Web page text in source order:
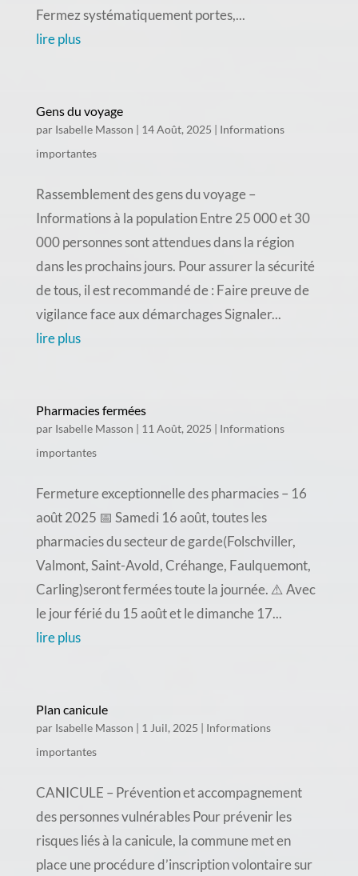
Fermez systématiquement portes,...
lire plus
Gens du voyage
par Isabelle Masson | 14 Août, 2025 | Informations
importantes
Rassemblement des gens du voyage –
Informations à la population Entre 25 000 et 30
000 personnes sont attendues dans la région
dans les prochains jours. Pour assurer la sécurité
de tous, il est recommandé de : Faire preuve de
vigilance face aux démarchages Signaler...
lire plus
Pharmacies fermées
par Isabelle Masson | 11 Août, 2025 | Informations
importantes
Fermeture exceptionnelle des pharmacies – 16
août 2025 📅 Samedi 16 août, toutes les
pharmacies du secteur de garde(Folschviller,
Valmont, Saint-Avold, Créhange, Faulquemont,
Carling)seront fermées toute la journée. ⚠️ Avec
le jour férié du 15 août et le dimanche 17...
lire plus
Plan canicule
par Isabelle Masson | 1 Juil, 2025 | Informations
importantes
CANICULE – Prévention et accompagnement
des personnes vulnérables Pour prévenir les
risques liés à la canicule, la commune met en
place une procédure d’inscription volontaire sur